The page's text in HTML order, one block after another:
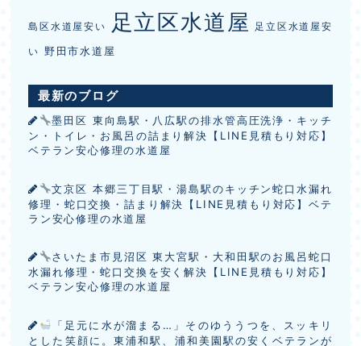
島区水道屋安い 足立区水道屋 足立区水道屋安
い 野田市水道屋
最新のブログ
墨田区 東向島駅・八広駅の排水管高圧洗浄・キッチ
ン・トイレ・お風呂の詰まり解決【LINE見積もり対応】
ベテラン安心修理の水道屋
文京区 本郷三丁目駅・湯島駅のキッチン蛇口水漏れ
修理・蛇口交換・詰まり解決【LINE見積もり対応】ベテ
ラン安心修理の水道屋
さいたま市見沼区 東大宮駅・大和田駅のお風呂蛇口
水漏れ修理・蛇口交換を安く解決【LINE見積もり対応】
ベテラン安心修理の水道屋
「足元に水が溜まる…」そのゆううつを、スッキリ
とした笑顔に。東浦和駅、浦和美園駅の安くベテランが